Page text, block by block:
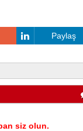
Paylaş
siz olun.